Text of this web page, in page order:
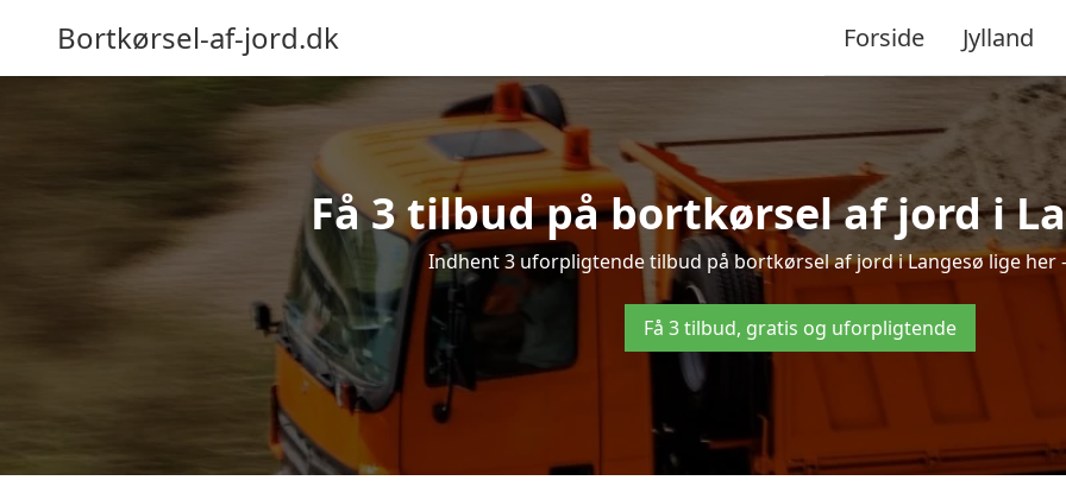
Bortkørsel-af-jord.dk Forside Jylland
Få 3 tilbud på bortkørsel af jord i
Indhent 3 uforpligtende tilbud på bortkørsel af jord i Langesø lige her
Få 3 tilbud, gratis og uforpligtende